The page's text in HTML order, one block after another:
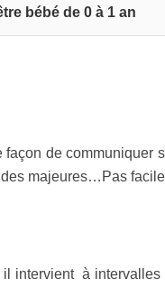
bébé de 0 à 1 an
de communiquer
majeures…Pas
intervient à